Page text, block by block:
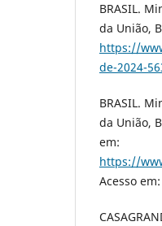
BRASIL.
da União,
https://
de-2024-
BRASIL.
da União,
em:
https://
Acesso